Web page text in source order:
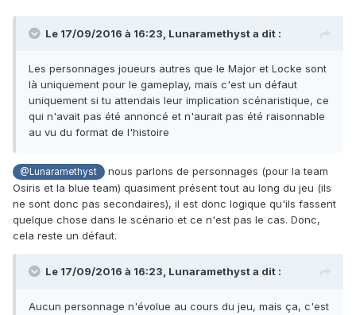
Le 17/09/2016 à 16:23, Lunaramethysta dit :
Les personnages joueurs autres que le Major et Locke sont
là uniquement pour le gameplay, mais c'est un défaut
uniquement si tu attendais leur implication scénaristique, ce
qui n'avait pas été annoncé et n'aurait pas été raisonnable
au vu du format de l'histoire
@Lunaramethyst
nous parlons de personnages (pour la team
Osiris et la blue team) quasiment présent tout au long du jeu (ils
ne sont donc pas secondaires), il est donc logique qu'ils fassent
quelque chose dans le scénario et ce n'est pas le cas. Donc,
cela reste un défaut.
Le 17/09/2016 à 16:23, Lunaramethysta dit :
Aucun personnage n'évolue au cours du jeu, mais ça, c'est